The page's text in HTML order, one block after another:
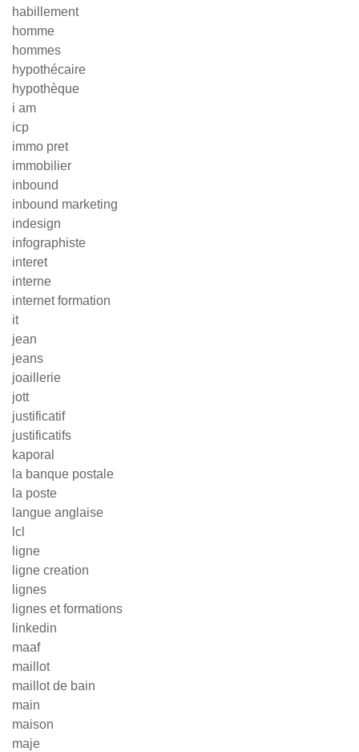
habillement
homme
hommes
hypothécaire
hypothèque
i am
icp
immo pret
immobilier
inbound
inbound marketing
indesign
infographiste
interet
interne
internet formation
it
jean
jeans
joaillerie
jott
justificatif
justificatifs
kaporal
la banque postale
la poste
langue anglaise
lcl
ligne
ligne creation
lignes
lignes et formations
linkedin
maaf
maillot
maillot de bain
main
maison
maje